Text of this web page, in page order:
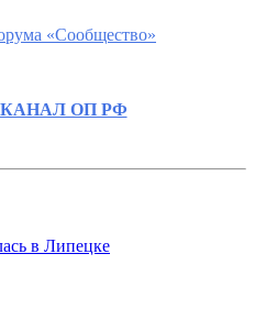
«Сообщество»
ОП РФ
в Липецке